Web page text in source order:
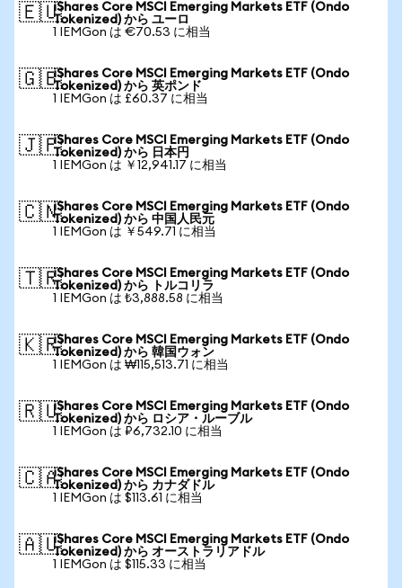
🇪🇺iShares Core MSCI Emerging Markets ETF (Ondo
Tokenized) から ユーロ
1 IEMGon は €70.53 に相当
🇬🇧iShares Core MSCI Emerging Markets ETF (Ondo
Tokenized) から 英ポンド
1 IEMGon は £60.37 に相当
🇯🇵iShares Core MSCI Emerging Markets ETF (Ondo
Tokenized) から 日本円
1 IEMGon は ￥12,941.17 に相当
🇨🇳iShares Core MSCI Emerging Markets ETF (Ondo
Tokenized) から 中国人民元
1 IEMGon は ￥549.71 に相当
🇹🇷iShares Core MSCI Emerging Markets ETF (Ondo
Tokenized) から トルコリラ
1 IEMGon は ₺3,888.58 に相当
🇰🇷iShares Core MSCI Emerging Markets ETF (Ondo
Tokenized) から 韓国ウォン
1 IEMGon は ₩115,513.71 に相当
🇷🇺iShares Core MSCI Emerging Markets ETF (Ondo
Tokenized) から ロシア・ルーブル
1 IEMGon は ₽6,732.10 に相当
🇨🇦iShares Core MSCI Emerging Markets ETF (Ondo
Tokenized) から カナダドル
1 IEMGon は $113.61 に相当
🇦🇺iShares Core MSCI Emerging Markets ETF (Ondo
Tokenized) から オーストラリアドル
1 IEMGon は $115.33 に相当